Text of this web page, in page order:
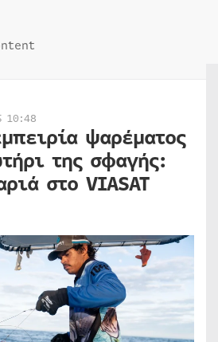
10:48
ψαρέματος
της σφαγής:
στο VIASAT